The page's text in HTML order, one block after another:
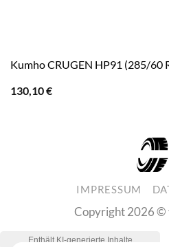
Kumho CRUGEN HP91 (285/60
130,10€
IMPRESSUM
Copyright 2026 ©